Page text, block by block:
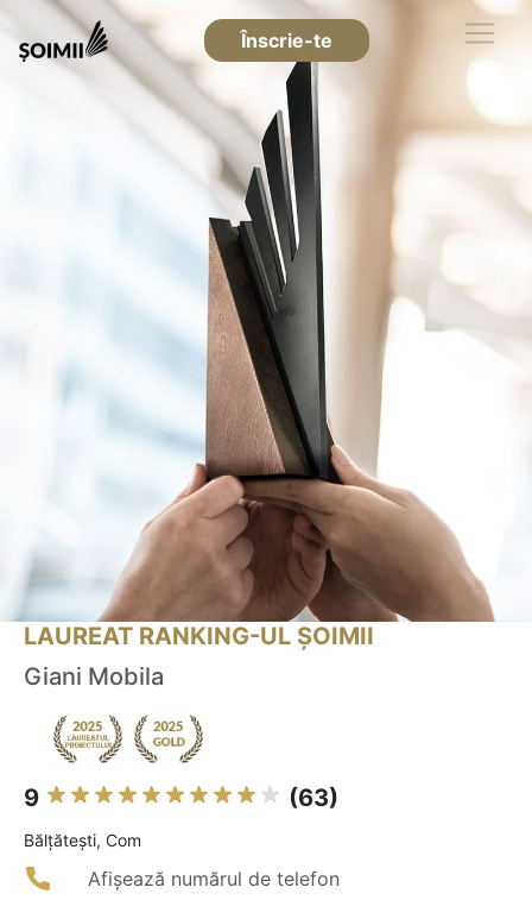
Înscrie-te
LAUREAT RANKING-UL ȘOIMII
Giani Mobila
9 (63)
Bălţăteşti, Com
Afișează numărul de telefon